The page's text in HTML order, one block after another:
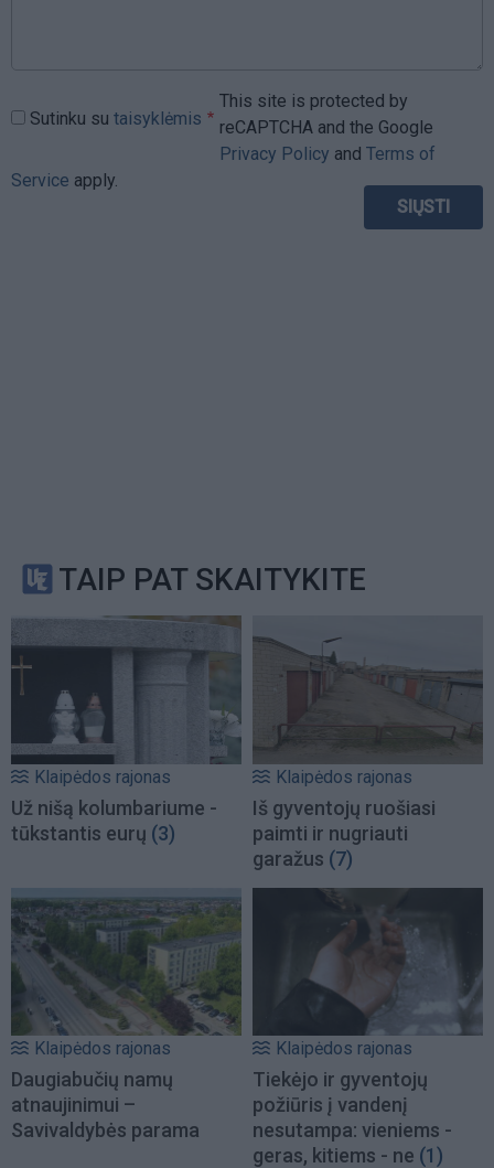
Sutinku su taisyklėmis
This site is protected by
reCAPTCHA and the Google
Privacy Policy and Terms of
Service apply.
TAIP PAT SKAITYKITE
Klaipėdos rajonas
Už nišą kolumbariume -
tūkstantis eurų (3)
Klaipėdos rajonas
Iš gyventojų ruošiasi
paimti ir nugriauti
garažus (7)
Klaipėdos rajonas
Daugiabučių namų
atnaujinimui –
Savivaldybės parama
Klaipėdos rajonas
Tiekėjo ir gyventojų
požiūris į vandenį
nesutampa: vieniems -
geras, kitiems - ne (1)